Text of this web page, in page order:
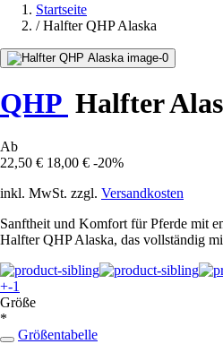
Startseite
/ Halfter QHP Alaska
QHP Halfter
Ab
22,50 € 18,00 € -20%
inkl. MwSt. zzgl. Versandkosten
Sanftheit und Komfort für Pferde mit
Halfter QHP Alaska, das vollständig
+-1
Größe
*
Größentabelle